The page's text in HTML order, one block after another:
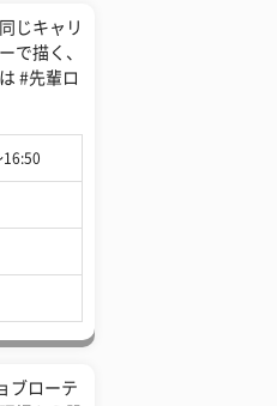
じキャリ
で描く、
#先輩ロ
16:50
ブローテ